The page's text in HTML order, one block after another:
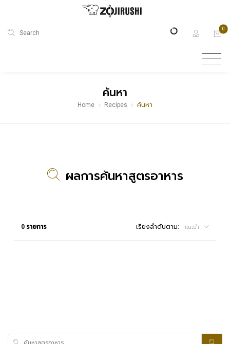
Search
0
ค้นหา
Home Recipes ค้นหา
ผลการค้นหาสูตรอาหาร
0 รายการ เรียงลำดับตาม: แนะนำ